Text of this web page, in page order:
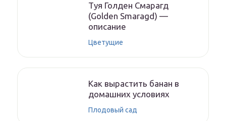
Туя Голден Смарагд
(Golden Smaragd) —
описание
Цветущие
Как вырастить банан в
домашних условиях
Плодовый сад